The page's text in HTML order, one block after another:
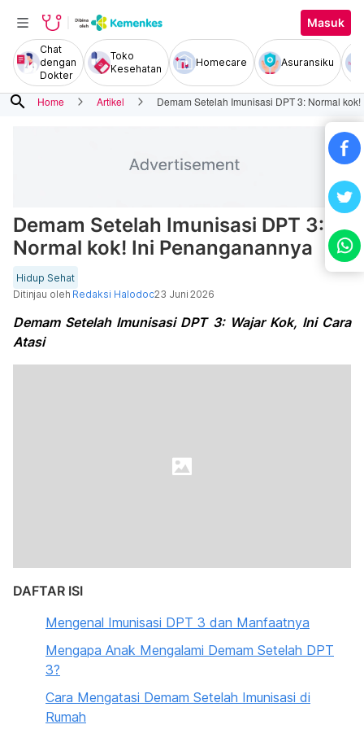
Masuk
Chat
dengan
Dokter
Toko
Kesehatan
Homecare Asuransiku
search Home Artikel Demam Setelah Imunisasi DPT 3: Normal
Demam Setelah Imunisasi DPT 3:
Normal kok! Ini Penanganannya
Hidup Sehat
Ditinjau oleh Redaksi Halodoc23 Juni 2026
Demam Setelah Imunisasi DPT 3: Wajar Kok, Ini Cara
Atasi
DAFTAR ISI
Mengenal Imunisasi DPT 3 dan Manfaatnya
Mengapa Anak Mengalami Demam Setelah DPT
3?
Cara Mengatasi Demam Setelah Imunisasi di
Rumah